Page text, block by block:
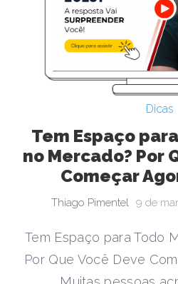
Dicas
Tem Espaço
no Mercado? Por
Começar
Thiago Pimentel 9 de
Tem Espaço para Todo
Por Que Você Deve